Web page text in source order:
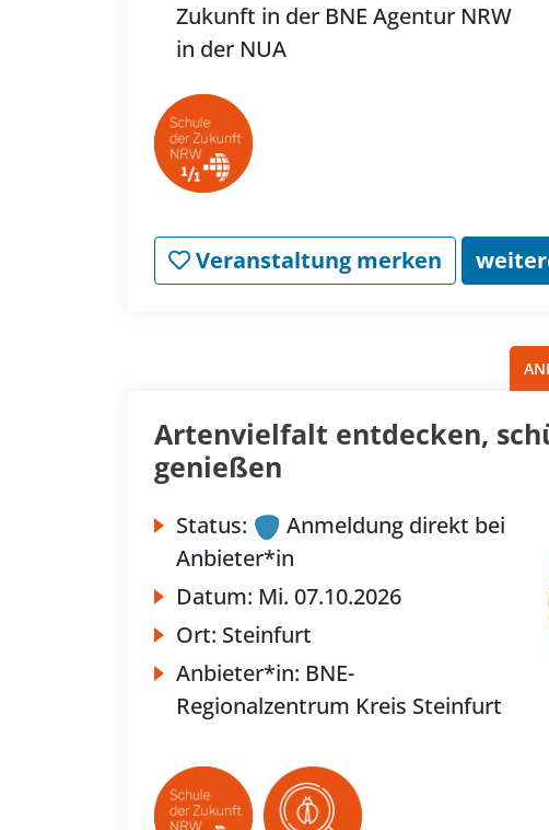
Zukunft in der BNE Agentur NRW
in der NUA
Veranstaltung merken
Artenvielfalt entdecken,
genießen
Status:
Anmeldung direkt bei
Anbieter*in
Datum: Mi. 07.10.2026
Ort: Steinfurt
Anbieter*in: BNE-
Regionalzentrum Kreis Steinfurt